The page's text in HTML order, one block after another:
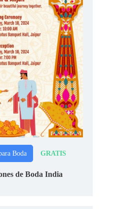
Boda GRATIS
de Boda India